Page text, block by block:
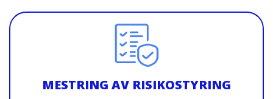
MESTRING AV RISIKOSTYRING